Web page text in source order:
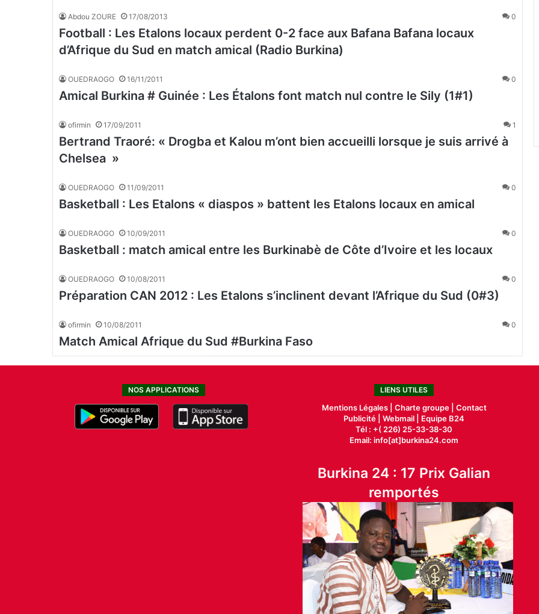
Abdou ZOURE 17/08/2013 0
Football : Les Etalons locaux perdent 0-2 face aux Bafana Bafana locaux
d’Afrique du Sud en match amical (Radio Burkina)
OUEDRAOGO 16/11/2011 0
Amical Burkina # Guinée : Les Étalons font match nul contre le Sily (1#1)
ofirmin 17/09/2011 1
Bertrand Traoré: « Drogba et Kalou m’ont bien accueilli lorsque je suis arrivé à
Chelsea »
OUEDRAOGO 11/09/2011 0
Basketball : Les Etalons « diaspos » battent les Etalons locaux en amical
OUEDRAOGO 10/09/2011 0
Basketball : match amical entre les Burkinabè de Côte d’Ivoire et les locaux
OUEDRAOGO 10/08/2011 0
Préparation CAN 2012 : Les Etalons s’inclinent devant l’Afrique du Sud (0#3)
ofirmin 10/08/2011 0
Match Amical Afrique du Sud #Burkina Faso
NOS APPLICATIONS LIENS UTILES
Mentions Légales | Charte groupe | Contact
Publicité |Webmail |
Equipe B24
Tél : +( 226) 25-33-38-30
Email: info[at]burkina24.com
Burkina 24 : 17 Prix Galian
remportés